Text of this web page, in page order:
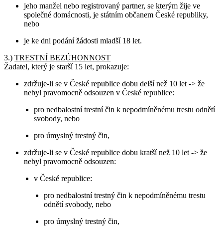
jeho manžel nebo registrovaný partner, se kterým žije ve
společné domácnosti, je státním občanem České republiky,
nebo
je ke dni podání žádosti mladší 18 let.
3.) TRESTNÍ BEZÚHONNOST
Žadatel, který je starší 15 let, prokazuje:
zdržuje-li se v České republice dobu delší než 10 let -> že
nebyl pravomocně odsouzen v České republice:
pro nedbalostní trestní čin k nepodmíněnému trestu odnětí
svobody, nebo
pro úmyslný trestný čin,
zdržuje-li se v České republice dobu kratší než 10 let -> že
nebyl pravomocně odsouzen:
v České republice:
pro nedbalostní trestný čin k nepodmíněnému trestu
odnětí svobody, nebo
pro úmyslný trestný čin,